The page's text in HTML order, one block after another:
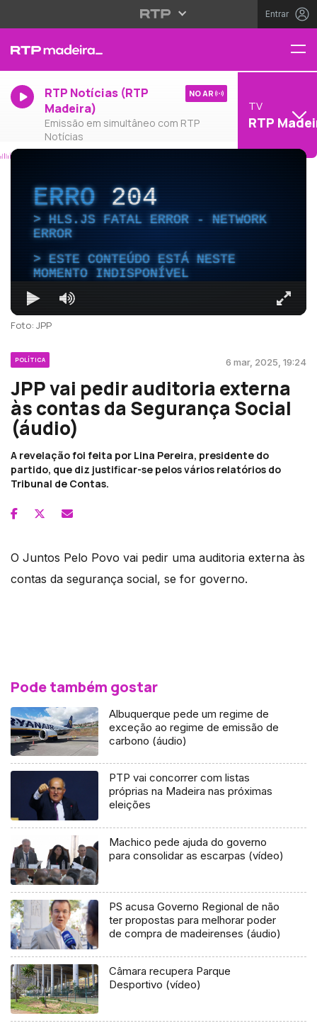
Entrar
RTP Notícias (RTP
Madeira)
Emissão em simultâneo com RTP
Notícias
NO AR
TV
RTP
ERRO204
HLS.JS FATAL ERROR - NETWORK
ERROR
ESTE CONTEÚDO ESTÁ NESTE
MOMENTO INDISPONÍVEL
Foto: JPP
POLÍTICA 6 mar, 2025, 19:24
JPP vai pedir auditoria externa
às contas da Segurança Social
(áudio)
A revelação foi feita por Lina Pereira, presidente do
partido, que diz justificar-se pelos vários relatórios do
Tribunal de Contas.
O Juntos Pelo Povo vai pedir uma auditoria externa às
contas da segurança social, se for governo.
Pode também gostar
Albuquerque pede um regime de
exceção ao regime de emissão de
carbono (áudio)
PTP vai concorrer com listas
próprias na Madeira nas próximas
eleições
Machico pede ajuda do governo
para consolidar as escarpas (vídeo)
PS acusa Governo Regional de não
ter propostas para melhorar poder
de compra de madeirenses (áudio)
Câmara recupera Parque
Desportivo (vídeo)